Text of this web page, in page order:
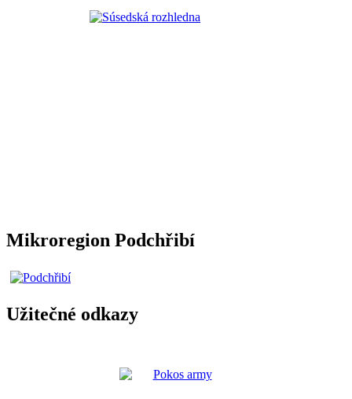
Mikroregion Podchřibí
Užitečné odkazy